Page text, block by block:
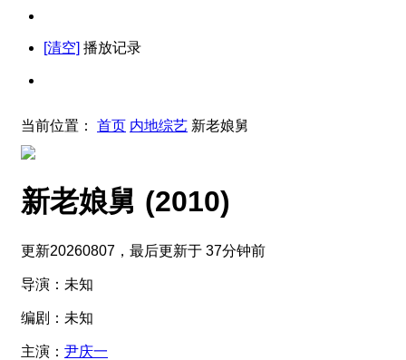
[清空] 播放记录
当前位置： 首页 内地综艺 新老娘舅
新老娘舅 (2010)
更新20260807，最后更新于 37分钟前
导演： 未知
编剧： 未知
主演： 尹庆一